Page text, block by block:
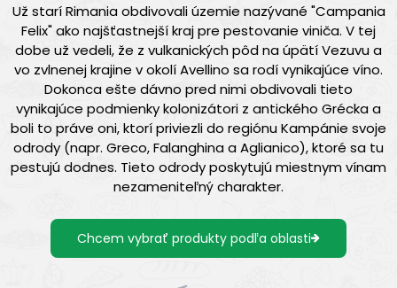
Už starí Rimania obdivovali územie nazývané "Campania
Felix" ako najšťastnejší kraj pre pestovanie viniča. V tej
dobe už vedeli, že z vulkanických pôd na úpätí Vezuvu a
vo zvlnenej krajine v okolí Avellino sa rodí vynikajúce víno.
Dokonca ešte dávno pred nimi obdivovali tieto
vynikajúce podmienky kolonizátori z antického Grécka a
boli to práve oni, ktorí priviezli do regiónu Kampánie svoje
odrody (napr. Greco, Falanghina a Aglianico), ktoré sa tu
pestujú dodnes. Tieto odrody poskytujú miestnym vínam
nezameniteľný charakter.
Chcem vybrať produkty podľa oblasti